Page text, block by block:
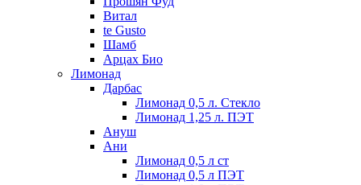
Витал
te Gusto
Шамб
Арцах Био
Лимонад
Дарбас
Лимонад 0,5 л. Стекло
Лимонад 1,25 л. ПЭТ
Ануш
Ани
Лимонад 0,5 л ст
Лимонад 0,5 л ПЭТ